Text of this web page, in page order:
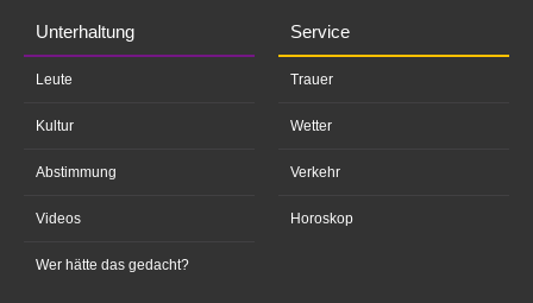
Unterhaltung
Leute
Kultur
Abstimmung
Videos
Wer hätte das gedacht?
Service
Trauer
Wetter
Verkehr
Horoskop